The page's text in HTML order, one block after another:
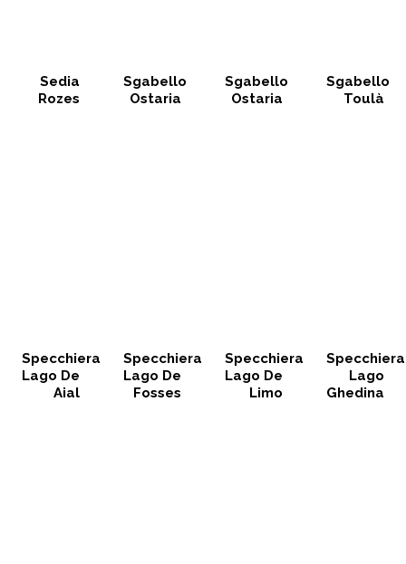
Sedia
Rozes
Sgabello
Ostaria
Sgabello
Ostaria
Sgabello
Toulà
Specchiera
Lago De
Aial
Specchiera
Lago De
Fosses
Specchiera
Lago De
Limo
Specchiera
Lago
Ghedina